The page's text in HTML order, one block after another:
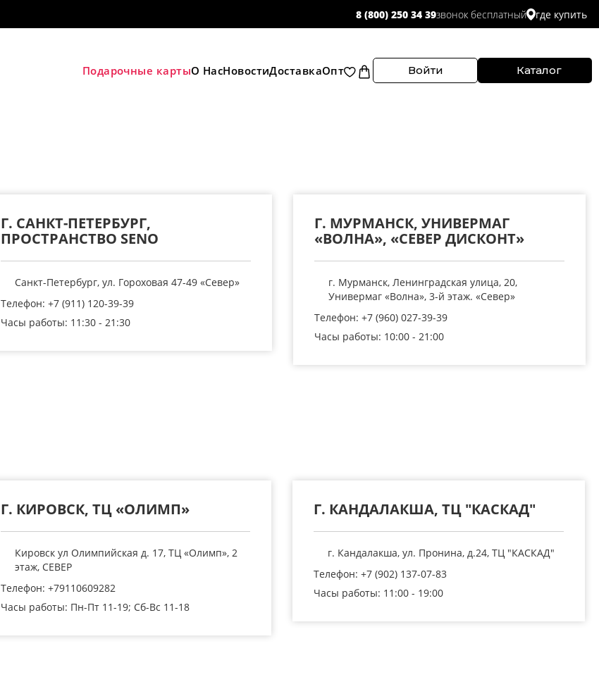
8 (800) 250 34 39звонок бесплатный где купить
Подарочные картыО НасНовостиДоставкаОпт Войти Каталог
Г. САНКТ-ПЕТЕРБУРГ,
ПРОСТРАНСТВО SENO
Санкт-Петербург, ул. Гороховая 47-49 «Север»
Телефон: +7 (911) 120-39-39
Часы работы: 11:30 - 21:30
Г. МУРМАНСК, УНИВЕРМАГ
«ВОЛНА», «СЕВЕР ДИСКОНТ»
г. Мурманск, Ленинградская улица, 20,
Универмаг «Волна», 3-й этаж. «Север»
Телефон: +7 (960) 027-39-39
Часы работы: 10:00 - 21:00
Г. КИРОВСК, ТЦ «ОЛИМП»
Кировск ул Олимпийская д. 17, ТЦ «Олимп», 2
этаж, СЕВЕР
Телефон: +79110609282
Часы работы: Пн-Пт 11-19; Сб-Вс 11-18
Г. КАНДАЛАКША, ТЦ "КАСКАД"
г. Кандалакша, ул. Пронина, д.24, ТЦ "КАСКАД"
Телефон: +7 (902) 137-07-83
Часы работы: 11:00 - 19:00